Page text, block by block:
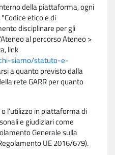
della piattaforma, ogni
etico e di
disciplinare per gli
al percorso Ateneo >
link
siamo/statuto-e-
a quanto previsto dalla
rete GARR per quanto
l'utilizzo in piattaforma di
e giudiziari come
Generale sulla
UE 2016/679).